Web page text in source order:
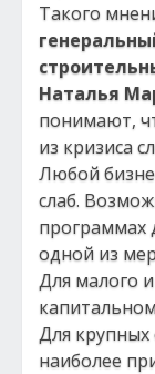
Такого
Наталья
понимают,
из кризиса
Любой
слаб.
программах
одной из
Для малого и
Для
наиболее